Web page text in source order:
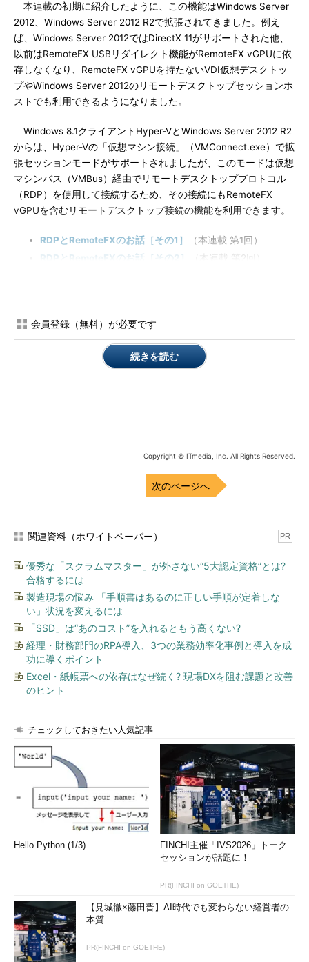
本連載の初期に紹介したように、この機能はWindows Server
2012、Windows Server 2012 R2で拡張されてきました。例え
ば、Windows Server 2012ではDirectX 11がサポートされた他、
以前はRemoteFX USBリダイレクト機能がRemoteFX vGPUに依
存しなくなり、RemoteFX vGPUを持たないVDI仮想デスクトッ
プやWindows Server 2012のリモートデスクトップセッションホ
ストでも利用できるようになりました。
Windows 8.1クライアントHyper-VとWindows Server 2012 R2
からは、Hyper-Vの「仮想マシン接続」（VMConnect.exe）で拡
張セッションモードがサポートされましたが、このモードは仮想
マシンバス（VMBus）経由でリモートデスクトッププロトコル
（RDP）を使用して接続するため、その接続にもRemoteFX
vGPUを含むリモートデスクトップ接続の機能を利用できます。
RDPとRemoteFXのお話［その1］
（本連載 第1回）
RDPとRemoteFXのお話［その2］
（本連載 第2回）
vGPUはさらに拡張されています。GPU機能としては、DirectX
11.1、OpenGL 4.4、OpenCL 1.1がサポートされました（画面
）。また、Windows Server 2016のリモートデスクトップセッ
ションホストの個人用セッションデスクトップ展開シナリオで
画面1Windows Server 2016 Hyper-VホストのRemoteFX
vGPU環境。リモートデスクトップセッションや仮想マシン
接続の拡張セッションモードでGPUの機能（DirectX 11.1、O
画面2Windows 10クライアントHyper-VでもRemoteFX v
GPUを提供できるようになった（ただし互換性のあるGPUが
必要）。ゲストOSとしてWindows 10 Pro（バージョン1607
以降）とWindows Server 2016のリモートデスクトップセッ
ションホストもサポートされるようになった
ゲストOSとして、Windows 10 Enterpriseに加えて、Windows 10
ProでもRemoteFX vGPUが利用可能になっています。Windows
Server 2016およびWindows 10のホストとゲストのサポート状況
については、以下のドキュメントを参照してください。
会員登録（無料）が必要です
続きを読む
Copyright © ITmedia, Inc. All Rights Reserved.
次のページへ
関連資料（ホワイトペーパー） PR
優秀な「スクラムマスター」が外さない“5大認定資格”とは?
合格するには
製造現場の悩み 「手順書はあるのに正しい手順が定着しな
い」状況を変えるには
「SSD」は“あのコスト”を入れるともう高くない?
経理・財務部門のRPA導入、3つの業務効率化事例と導入を成
功に導くポイント
Excel・紙帳票への依存はなぜ続く? 現場DXを阻む課題と改善
のヒント
チェックしておきたい人気記事
Hello Python (1/3)
FINCHI主催「IVS2026」トーク
セッションが話題に！
PR(FINCHI on GOETHE)
【見城徹×藤田晋】AI時代でも変わらない経営者の
本質
PR(FINCHI on GOETHE)